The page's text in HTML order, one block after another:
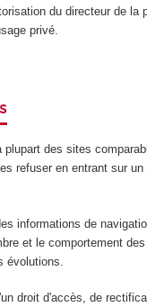
du directeur de
privé.
des sites
refuser en entrant sur
informations de
et le comportement
évolutions.
droit d'accès, de